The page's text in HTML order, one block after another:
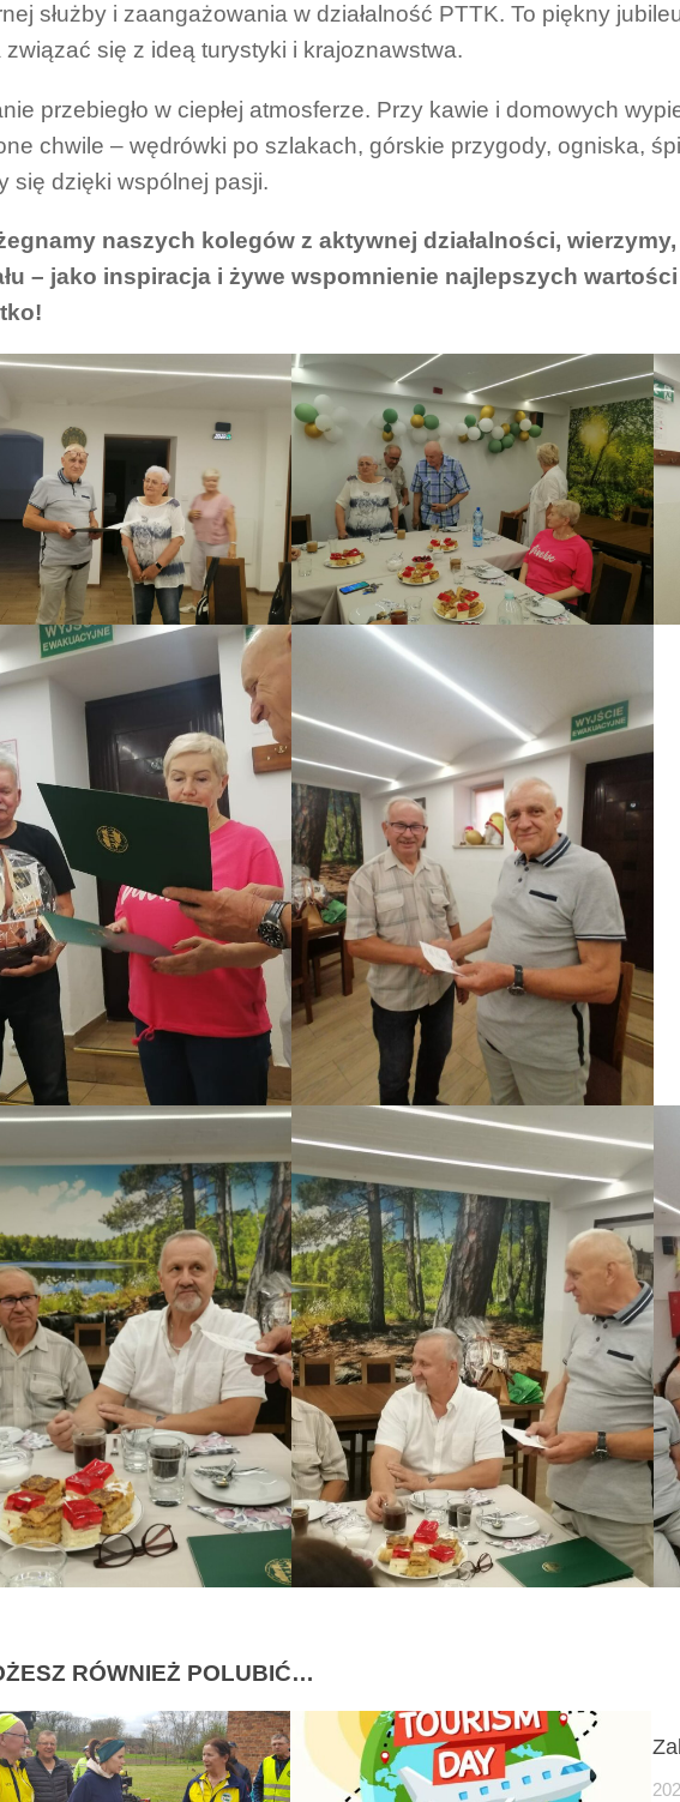
służby i zaangażowania w działalność PTTK. To piękny
związać się z ideą turystyki i krajoznawstwa.
przebiegło w ciepłej atmosferze. Przy kawie i domowych
chwile – wędrówki po szlakach, górskie przygody, ogniska,
się dzięki wspólnej pasji.
naszych kolegów z aktywnej działalności,
– jako inspiracja i żywe wspomnienie najlepszych
RÓWNIEŻ POLUBIĆ…